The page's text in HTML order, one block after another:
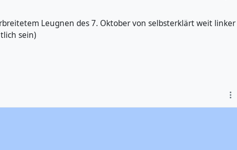
Leugnen des 7. Oktober von selbsterklärt weit linker
sein)